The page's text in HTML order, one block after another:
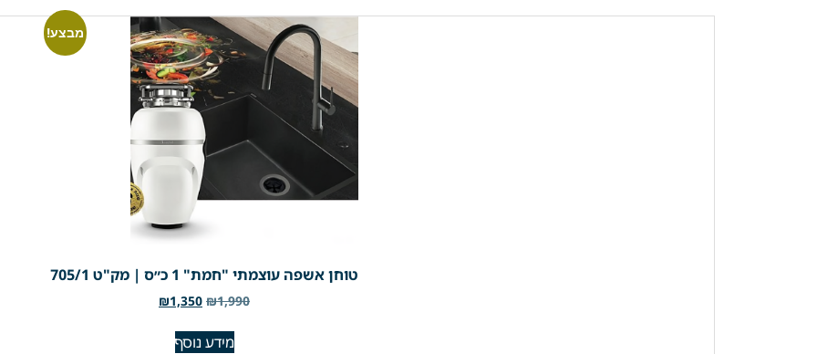
מבצע!
טוחן אשפה עוצמתי "חמת" 1 כ״ס | מק"ט 705/1
₪1,990
₪1,350
מידע נוסף